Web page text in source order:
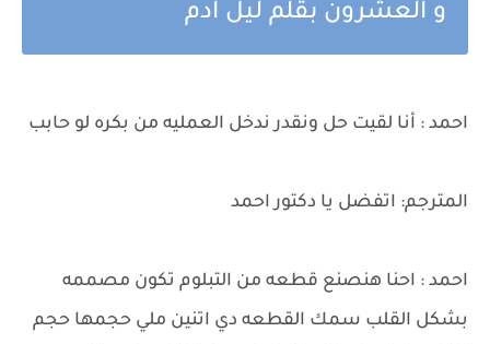
و العشرون بقلم ليل ادم
احمد : أنا لقيت حل ونقدر ندخل العمليه من بكره لو حابب
المترجم: اتفضل يا دكتور احمد
احمد : احنا هنصنع قطعه من التبلوم تكون مصممه
بشكل القلب سمك القطعه دي اتنين ملي حجمها حجم